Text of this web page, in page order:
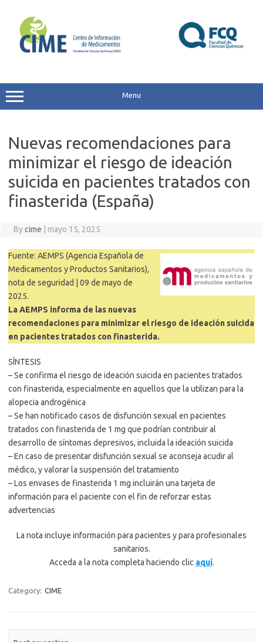
content
Menu
Nuevas recomendaciones para
minimizar el riesgo de ideación
suicida en pacientes tratados con
finasterida (España)
Bycime mayo 15, 2025
Fuente: AEMPS (Agencia Española de
Medicamentos y Productos Sanitarios),
nota de seguridad | 09 de mayo de
2025.
La AEMPS informa de las nuevas
recomendaciones para minimizar el riesgo de ideación suicida
en pacientes tratados con finasterida.
SÍNTESIS
– Se confirma el riesgo de ideación suicida en pacientes tratados
con finasterida, especialmente en aquellos que la utilizan para la
alopecia androgénica
– Se han notificado casos de disfunción sexual en pacientes
tratados con finasterida de 1 mg que podrían contribuir al
desarrollo de síntomas depresivos, incluida la ideación suicida
– En caso de presentar disfunción sexual se aconseja acudir al
médico, y valorar la suspensión del tratamiento
– Los envases de finasterida 1 mg incluirán una tarjeta de
información para el paciente con el fin de reforzar estas
advertencias
La nota incluye información para pacientes y para profesionales
sanitarios.
Acceda a la nota completa haciendo clic aquí.
Category: CIME